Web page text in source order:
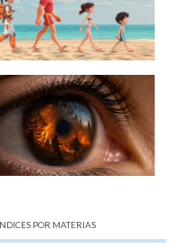
AQUÍ:
ÍNDICES POR MATERIAS